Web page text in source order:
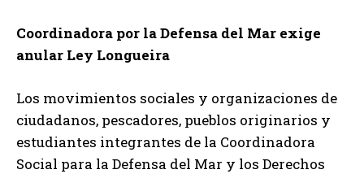
Coordinadora por la Defensa del Mar exige
anular Ley Longueira
Los movimientos sociales y organizaciones de
ciudadanos, pescadores, pueblos originarios y
estudiantes integrantes de la Coordinadora
Social para la Defensa del Mar y los Derechos